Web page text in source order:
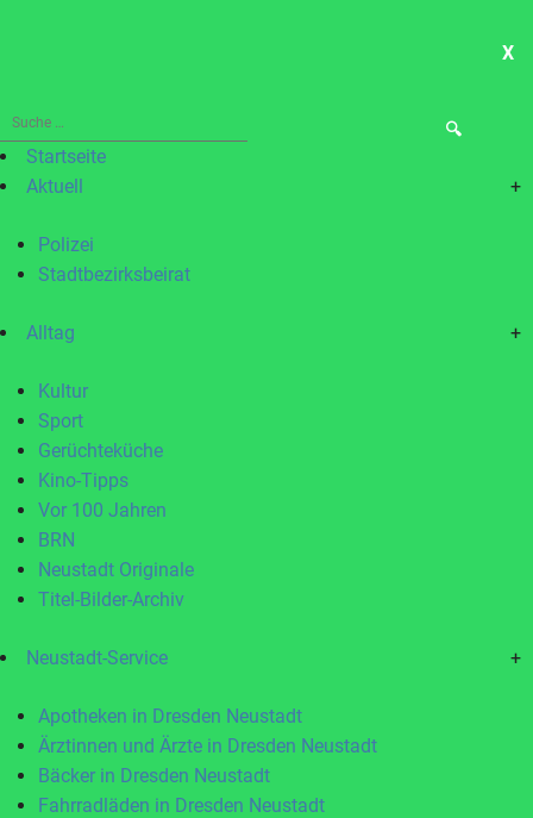
X
Suche
nach:Startseite
Aktuell
+
Polizei
Stadtbezirksbeirat
Alltag +
Kultur
Sport
Gerüchteküche
Kino-Tipps
Vor 100 Jahren
BRN
Neustadt Originale
Titel-Bilder-Archiv
Neustadt-Service +
Apotheken in Dresden Neustadt
Ärztinnen und Ärzte in Dresden Neustadt
Bäcker in Dresden Neustadt
Fahrradläden in Dresden Neustadt